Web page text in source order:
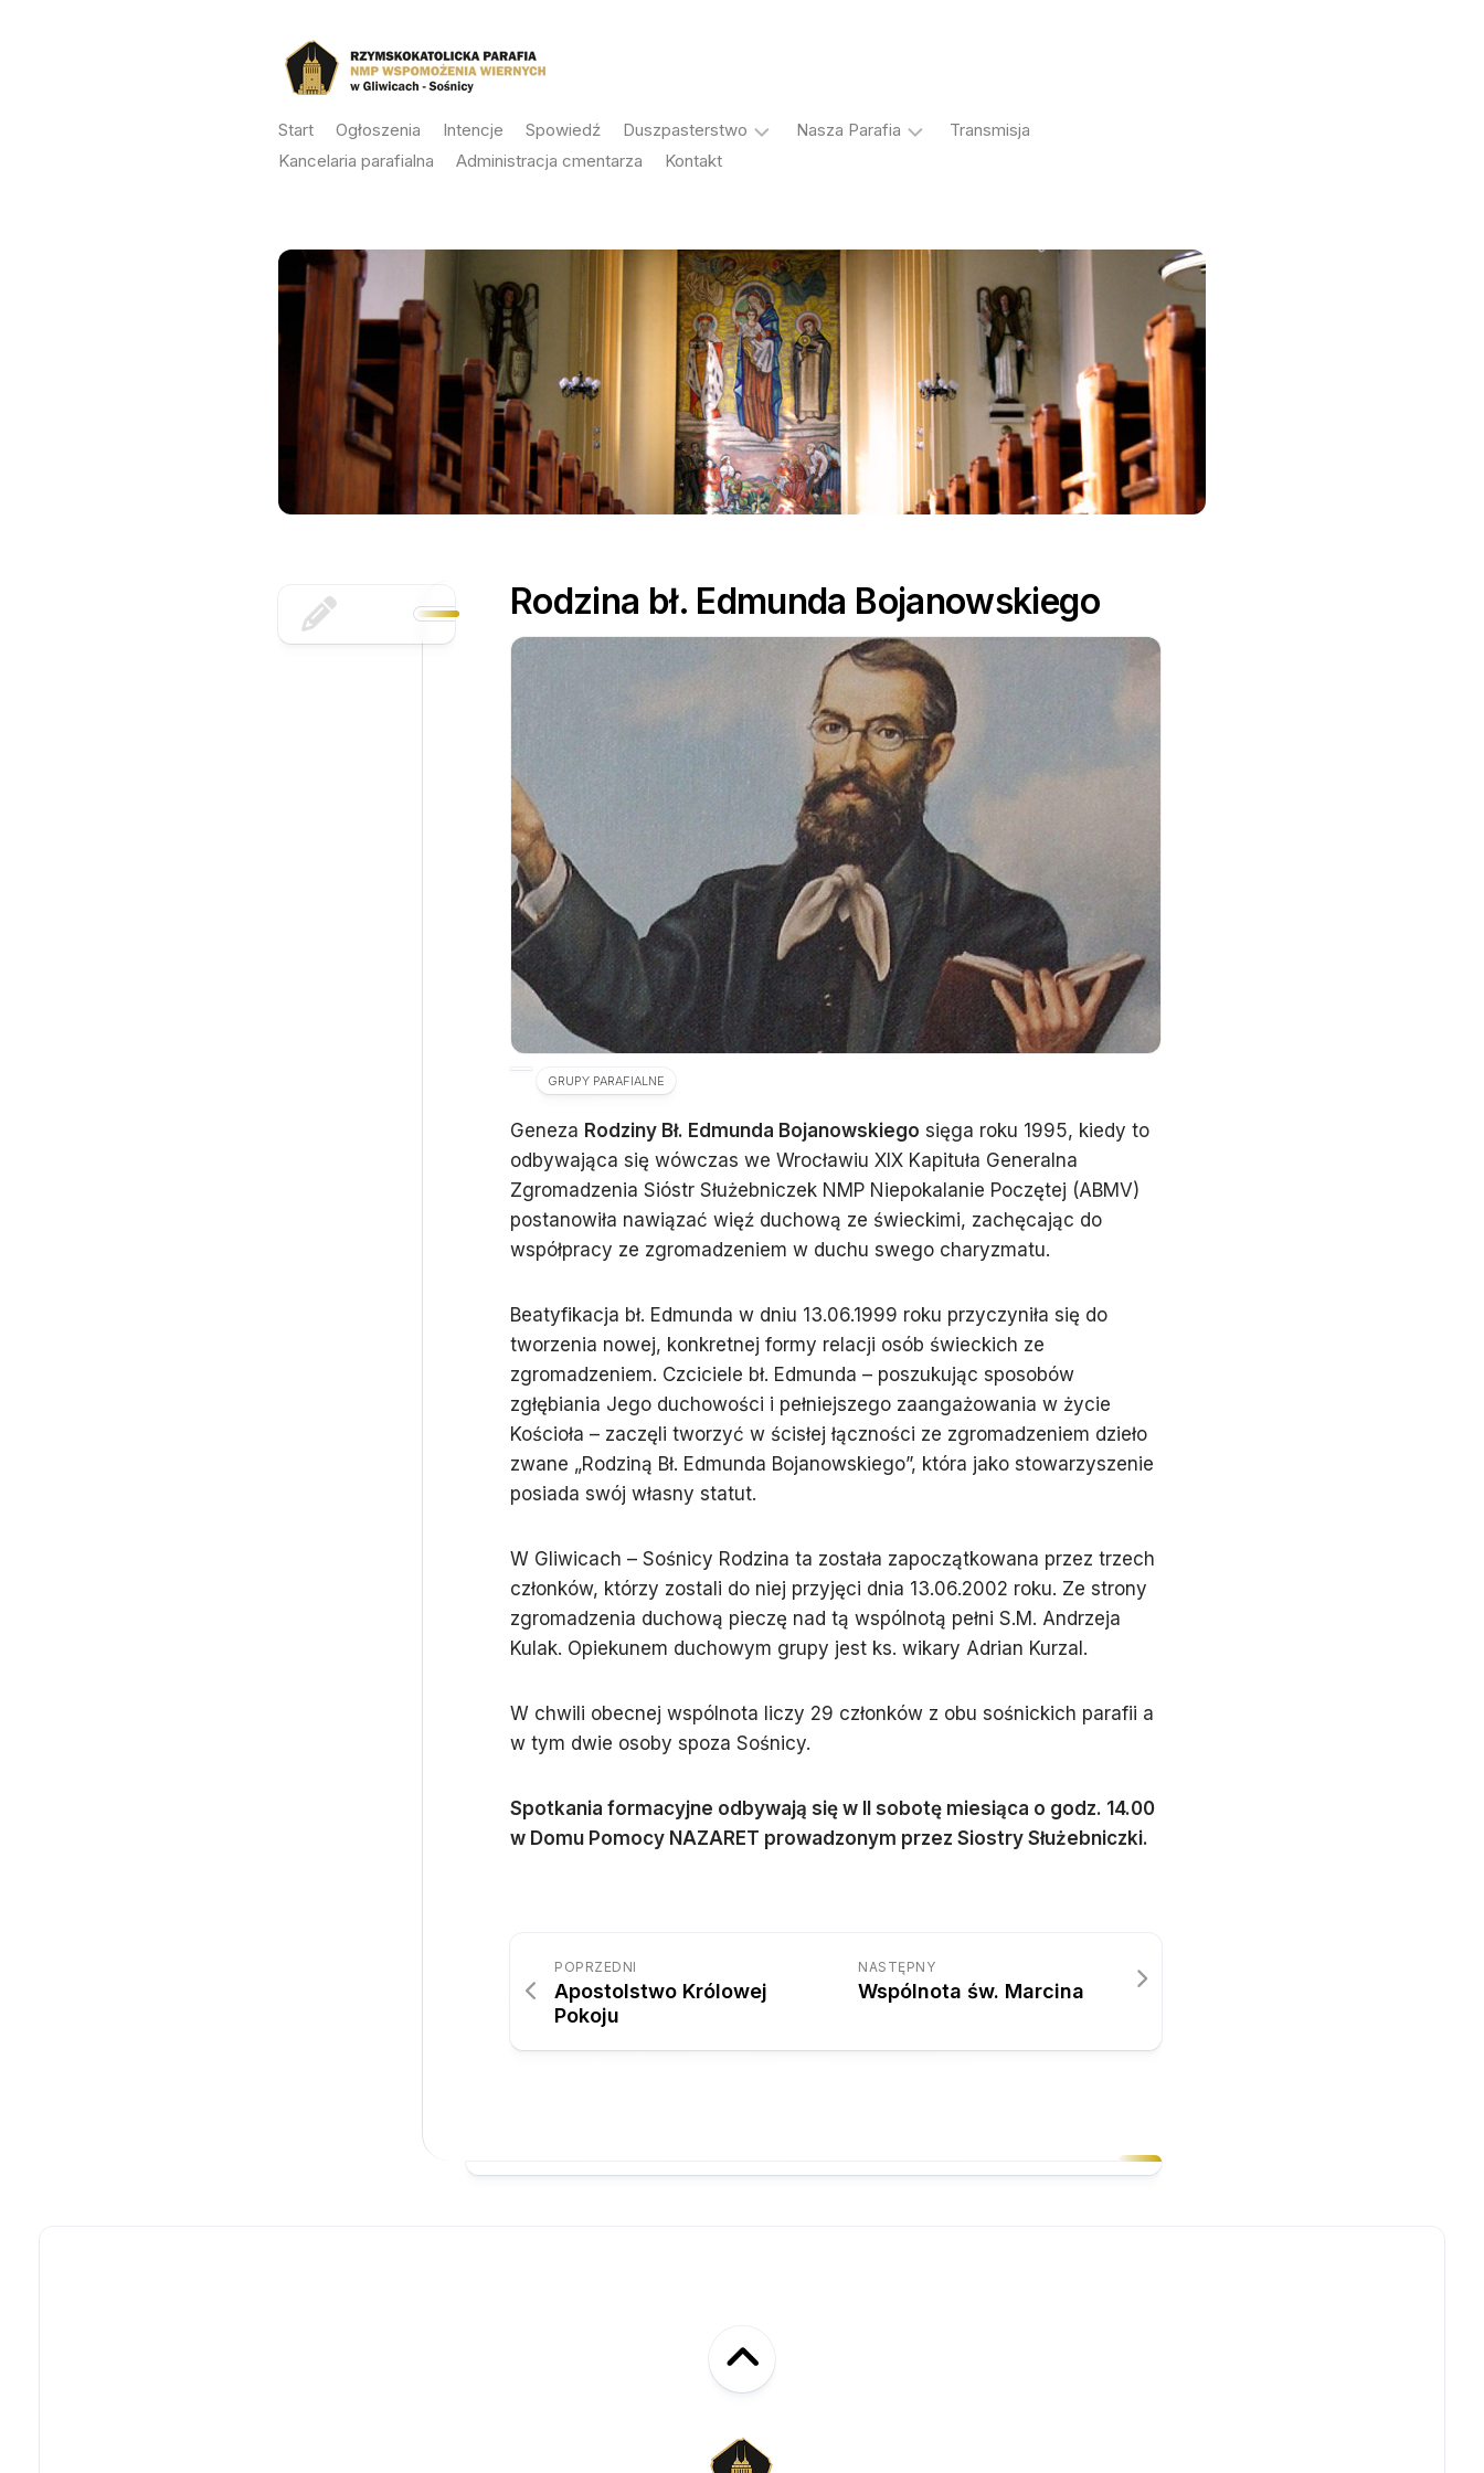
Start Ogłoszenia Intencje Spowiedź Duszpasterstwo
Rada
Duszpasterska
Rada
Ekonomiczna
Stałe
nabożeństwa
Grupy
parafialne
Nasza Parafia
Antoni
Korczok
Galeria
Ochrona
osób
małoletnich
Transmisja
Kancelaria parafialna
Administracja cmentarza Kontakt
Rodzina bł. Edmunda Bojanowskiego
GRUPY PARAFIALNE
Geneza Rodziny Bł. Edmunda Bojanowskiego sięga roku 1995, kiedy to
odbywająca się wówczas we Wrocławiu XIX Kapituła Generalna
Zgromadzenia Sióstr Służebniczek NMP Niepokalanie Poczętej (ABMV)
postanowiła nawiązać więź duchową ze świeckimi, zachęcając do
współpracy ze zgromadzeniem w duchu swego charyzmatu.
Beatyfikacja bł. Edmunda w dniu 13.06.1999 roku przyczyniła się do
tworzenia nowej, konkretnej formy relacji osób świeckich ze
zgromadzeniem. Czciciele bł. Edmunda – poszukując sposobów
zgłębiania Jego duchowości i pełniejszego zaangażowania w życie
Kościoła – zaczęli tworzyć w ścisłej łączności ze zgromadzeniem dzieło
zwane „Rodziną Bł. Edmunda Bojanowskiego”, która jako stowarzyszenie
posiada swój własny statut.
W Gliwicach – Sośnicy Rodzina ta została zapoczątkowana przez trzech
członków, którzy zostali do niej przyjęci dnia 13.06.2002 roku. Ze strony
zgromadzenia duchową pieczę nad tą wspólnotą pełni S.M. Andrzeja
Kulak. Opiekunem duchowym grupy jest ks. wikary Adrian Kurzal.
W chwili obecnej wspólnota liczy 29 członków z obu sośnickich parafii a
w tym dwie osoby spoza Sośnicy.
Spotkania formacyjne odbywają się w II sobotę miesiąca o godz. 14.00
w Domu Pomocy NAZARET prowadzonym przez Siostry Służebniczki.
NASTĘPNY
Wspólnota św. Marcina
POPRZEDNI
Apostolstwo Królowej
Pokoju